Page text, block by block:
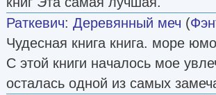
Раткевич: Деревянный меч (
Чудесная книга книга. море
С этой книги началось мое
осталась одной из самых